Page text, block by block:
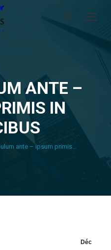
Search:
ANTE –
IN
ici :
ante – ipsum primis…
Déc